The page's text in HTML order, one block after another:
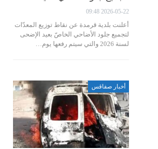
2026-05-22 09:48
أعلنت بلدية قرمدة عن نقاط توزيع المعدّات
لتجميع جلود الأضاحي الخاصّ بعيد الإضحى
لسنة 2026 والتي سيتم رفعها يوم…
أخبار صفاقس